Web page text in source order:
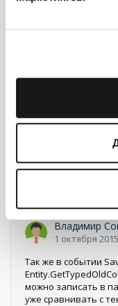
22 июля 2015
А в объекте
отслеживается
return
column.Name ==
});
Владимир
1 октября
Так же в событии
можно записать в
уже сравнивать с